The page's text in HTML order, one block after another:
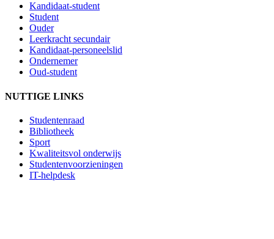
Kandidaat-student
Student
Ouder
Leerkracht secundair
Kandidaat-personeelslid
Ondernemer
Oud-student
NUTTIGE LINKS
Studentenraad
Bibliotheek
Sport
Kwaliteitsvol onderwijs
Studentenvoorzieningen
IT-helpdesk